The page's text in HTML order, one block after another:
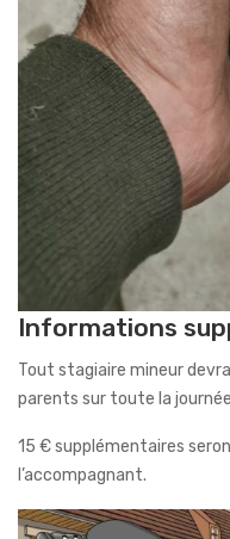
Informations
Tout stagiaire mineur
parents sur toute la
15 € supplémentaires
l’accompagnant.